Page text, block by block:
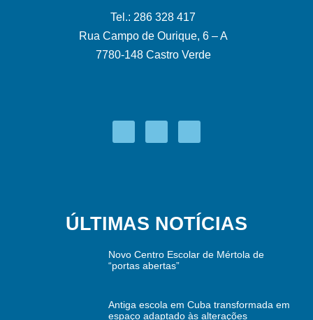
Tel.: 286 328 417
Rua Campo de Ourique, 6 – A
7780-148 Castro Verde
ÚLTIMAS NOTÍCIAS
Novo Centro Escolar de Mértola de
“portas abertas”
Antiga escola em Cuba transformada em
espaço adaptado às alterações